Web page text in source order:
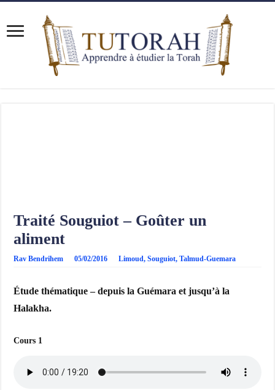
Traité Souguiot – Goûter un
aliment
Rav Bendrihem 05/02/2016 Limoud,Souguiot,Talmud-Guemara
Étude thématique – depuis la Guémara et jusqu’à la
Halakha.
Cours 1